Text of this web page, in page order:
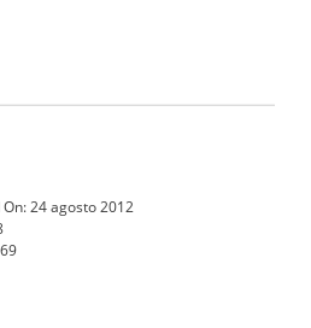
24 agosto 2012